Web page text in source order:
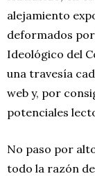
alejamiento
deformados
Ideológico del
una travesía
web y, por
potenciales
No paso por
todo la razón